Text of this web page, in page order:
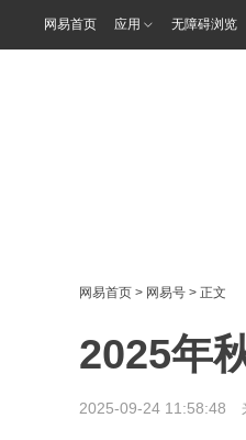
网易首页 应用 无障碍浏览
网易首页 > 网易号 > 正文
2025年
2025-09-24 11:58:48